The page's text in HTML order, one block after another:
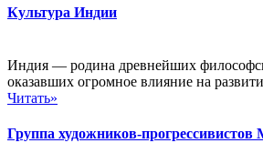
Культура Индии
Индия — родина древнейших
оказавших огромное влияние на
Читать»
Группа художников-прогрессивистов